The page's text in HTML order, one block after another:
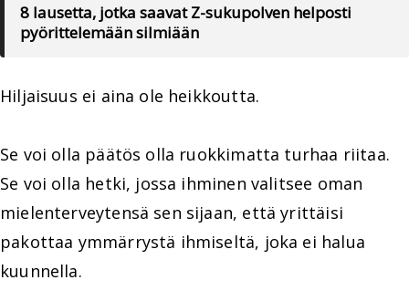
8 lausetta, jotka saavat Z-sukupolven helposti
pyörittelemään silmiään
Hiljaisuus ei aina ole heikkoutta.
Se voi olla päätös olla ruokkimatta turhaa riitaa.
Se voi olla hetki, jossa ihminen valitsee oman
mielenterveytensä sen sijaan, että yrittäisi
pakottaa ymmärrystä ihmiseltä, joka ei halua
kuunnella.